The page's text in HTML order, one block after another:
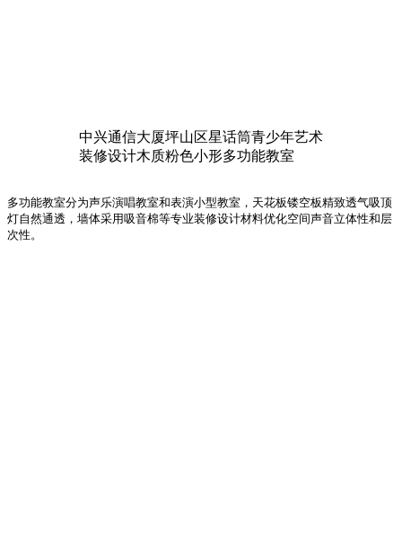
中兴通信大厦坪山区星话筒青少年艺术
装修设计木质粉色小形多功能教室
多功能教室分为声乐演唱教室和表演小型教室，天花板镂空板精致透气吸顶
灯自然通透，墙体采用吸音棉等专业装修设计材料优化空间声音立体性和层
次性。